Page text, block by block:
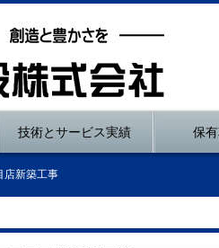
技術とサービス実績 保
店新築工事